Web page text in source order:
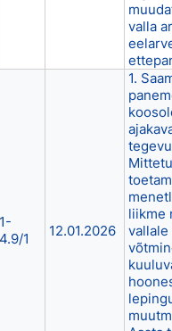
valla
1-
4.9/1
12.01.2026
1.
liikme